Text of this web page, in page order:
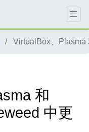
VirtualBox、Plasma
和
中更